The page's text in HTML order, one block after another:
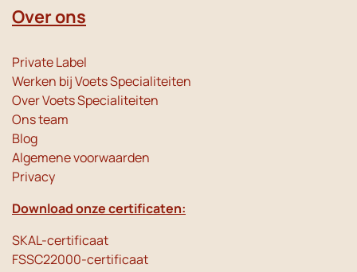
Over ons
Private Label
Werken bij Voets Specialiteiten
Over Voets Specialiteiten
Ons team
Blog
Algemene voorwaarden
Privacy
Download onze certificaten:
SKAL-certificaat
FSSC22000-certificaat